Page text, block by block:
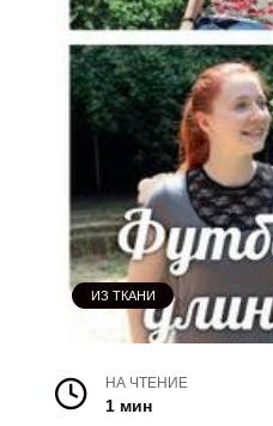
ИЗ ТКАНИ
НА ЧТЕНИЕ
1 мин